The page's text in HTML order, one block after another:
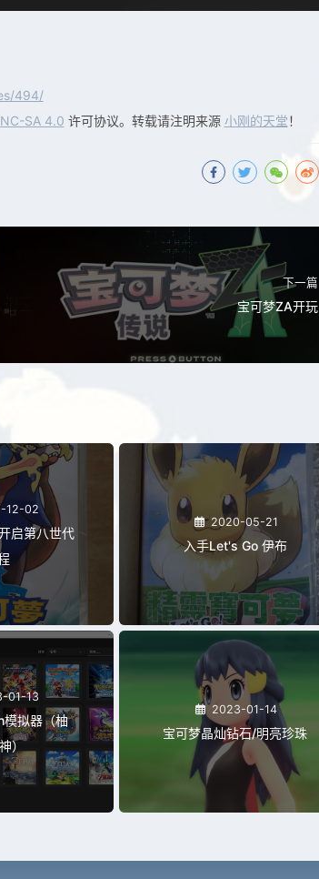
494/
SA 4.0 许可协议。转载请注明来源 小刚的天堂！
下一篇
宝可梦ZA开玩
12-02
启第八世代
2020-05-21
入手Let's Go 伊布
01-13
拟器（柚
）
2023-01-14
宝可梦晶灿钻石/明亮珍珠